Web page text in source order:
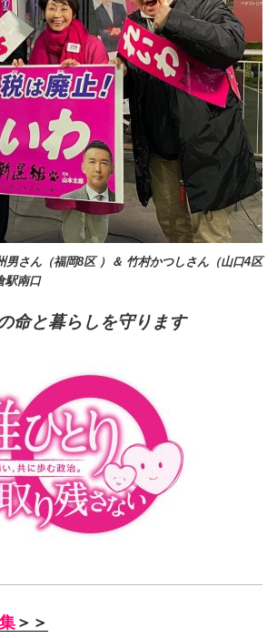
男さん（福岡8区 ）＆ 竹村かつしさん（山口4区
駅南口
命と暮らしを守ります
＞＞